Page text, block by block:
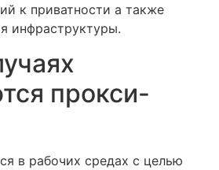
к приватности а также
инфраструктуры.
прокси-
в рабочих средах с целью